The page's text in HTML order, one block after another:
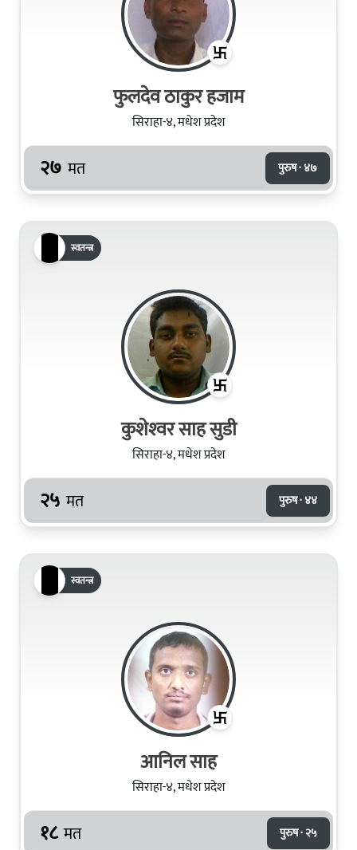
फुलदेव ठाकुर हजाम
सिराहा-४, मधेश प्रदेश
२७ मत पुरुष · ४७
स्वतन्त्र
कुशेश्‍वर साह सुडी
सिराहा-४, मधेश प्रदेश
२५ मत पुरुष · ४४
स्वतन्त्र
आनिल साह
सिराहा-४, मधेश प्रदेश
१८ मत पुरुष · २५